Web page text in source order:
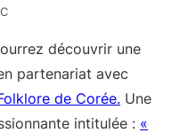
découvrir une
partenariat avec
de Corée. Une
intitulée : «